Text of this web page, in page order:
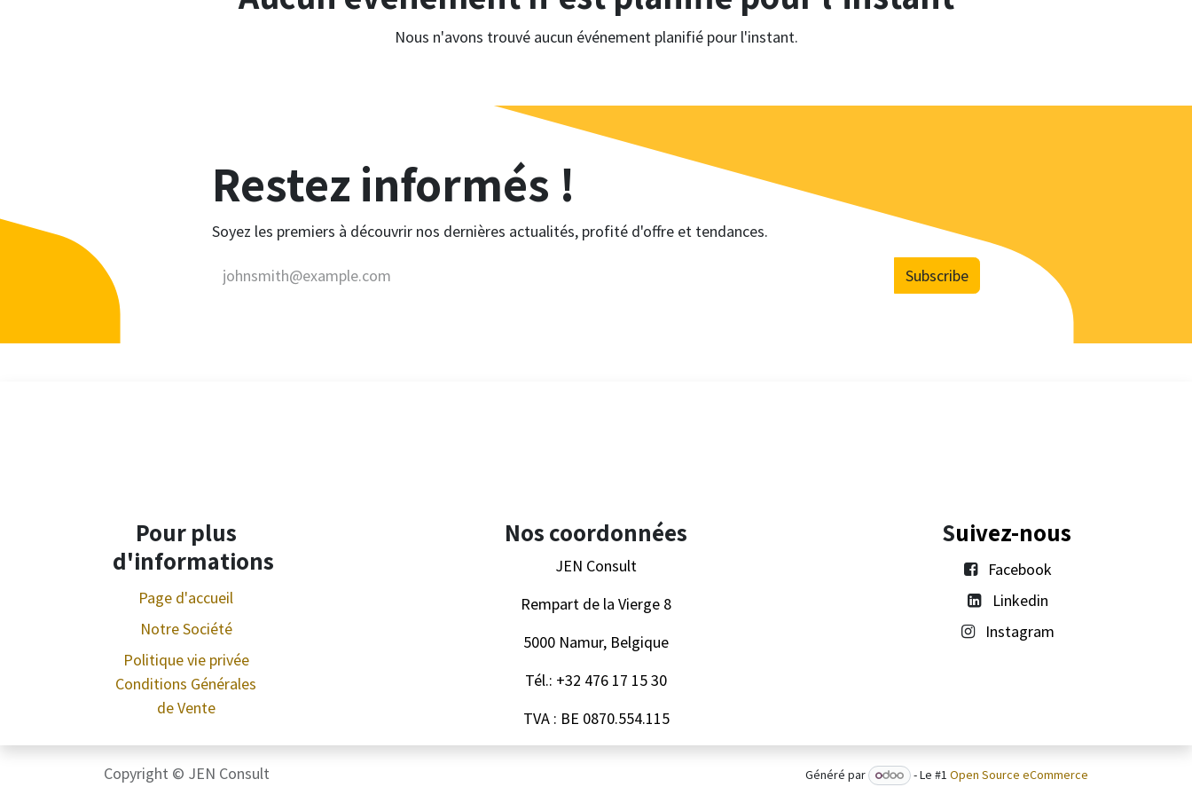
Nous n'avons trouvé aucun événement planifié pour l'instant.
Restez informés !
Soyez les premiers à découvrir nos dernières actualités, profité d'offre et tendances.
Subscribe
Pour plus
d'informations
Page d'accueil
Notre Société
Politique vie privée
Conditions Générales
de Vente
Nos coordonnées
JEN Consult
Rempart de la Vierge 8
5000 Namur, Belgique
Tél.: +32 476 17 15 30
TVA : BE 0870.554.115
Suivez-nous
Facebook
Linkedin
Instagram​
Copyright © JEN Consult Généré par - Le #1 Open Source eCommerce